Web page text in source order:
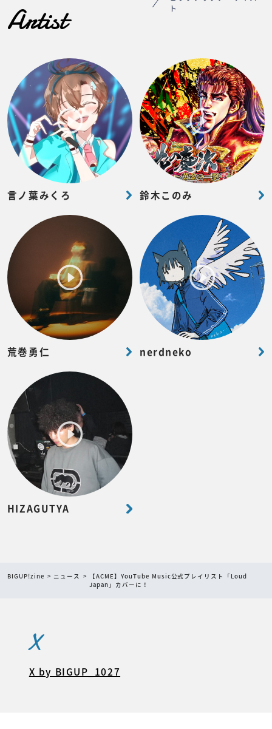
Artist
ト
言ノ葉みくろ 鈴木このみ
荒巻勇仁 nerdneko
HIZAGUTYA
BIGUP!zine ニュース
【ACME】YouTube Music公式プレイリスト「Loud
Japan」カバーに！
X
X by BIGUP_1027